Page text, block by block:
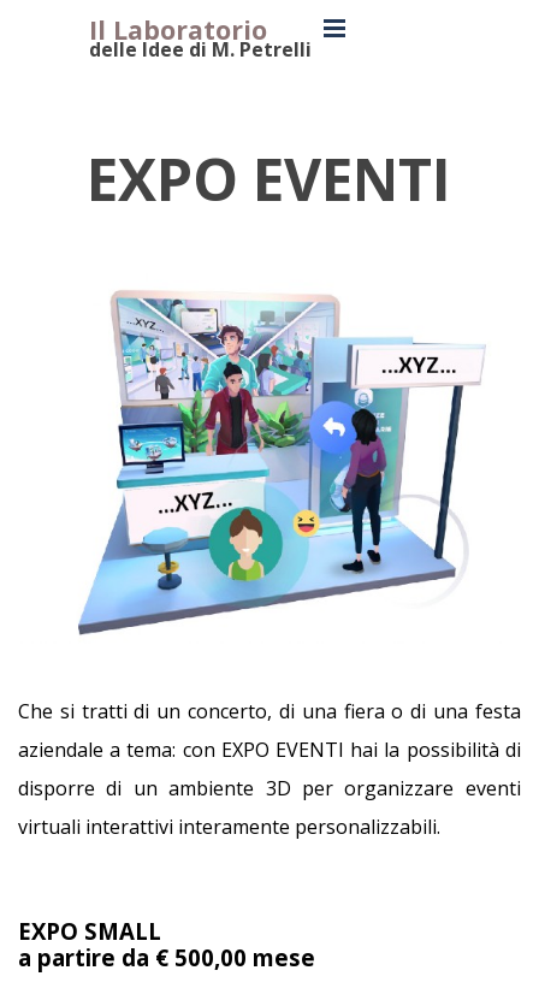
Il Laboratorio
delle Idee di M. Petrelli
EXPO EVENTI
Che si tratti di un concerto, di una fiera o di una festa
aziendale a tema: con EXPO EVENTI hai la possibilità di
disporre di un ambiente 3D per organizzare eventi
virtuali interattivi interamente personalizzabili.
EXPO SMALL
a partire da € 500,00 mese